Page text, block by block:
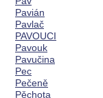
Pavián
Pavlač
PAVOUCI
Pavouk
Pavučina
Pec
Pečeně
Pěchota